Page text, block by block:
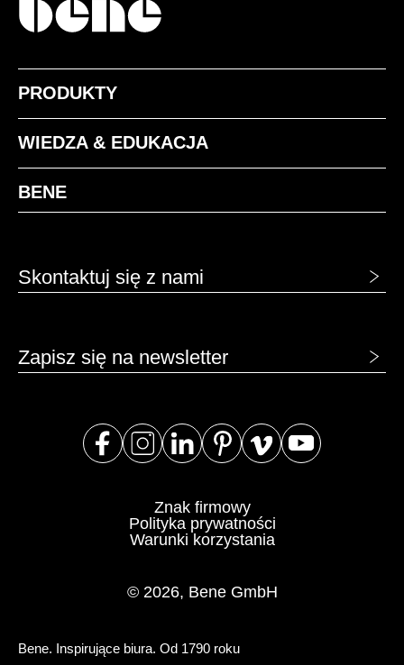
PRODUKTY
WIEDZA & EDUKACJA
BENE
Skontaktuj się z nami
Zapisz się na newsletter
© 2026, Bene GmbH
Znak firmowy
Polityka prywatności
Warunki korzystania
Bene. Inspirujące biura. Od 1790 roku